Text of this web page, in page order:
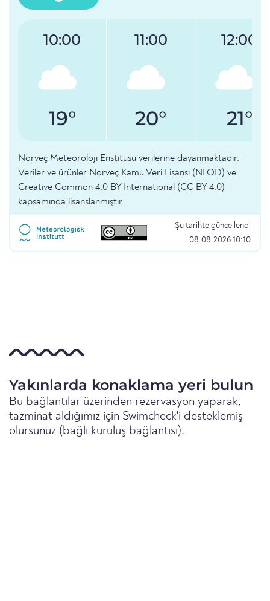
10:00
19°
11:00
20°
12:00
21°
Norveç Meteoroloji Enstitüsü verilerine dayanmaktadır.
Veriler ve ürünler Norveç Kamu Veri Lisansı (NLOD) ve
Creative Common 4.0 BY International (CC BY 4.0)
kapsamında lisanslanmıştır.
Şu tarihte güncellendi
08.08.2026 10:10
Yakınlarda konaklama yeri bulun
Bu bağlantılar üzerinden rezervasyon yaparak,
tazminat aldığımız için Swimcheck'i desteklemiş
olursunuz (bağlı kuruluş bağlantısı).